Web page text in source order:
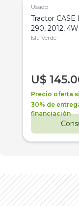
Usado
Tractor
290, 2012,
Isla Verde
U$
Precio oferta
30% de
financiación